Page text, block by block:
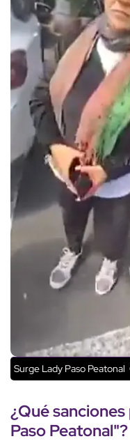
Surge Lady Paso Peatonal
¿Quésanciones
Paso Peatonal"?